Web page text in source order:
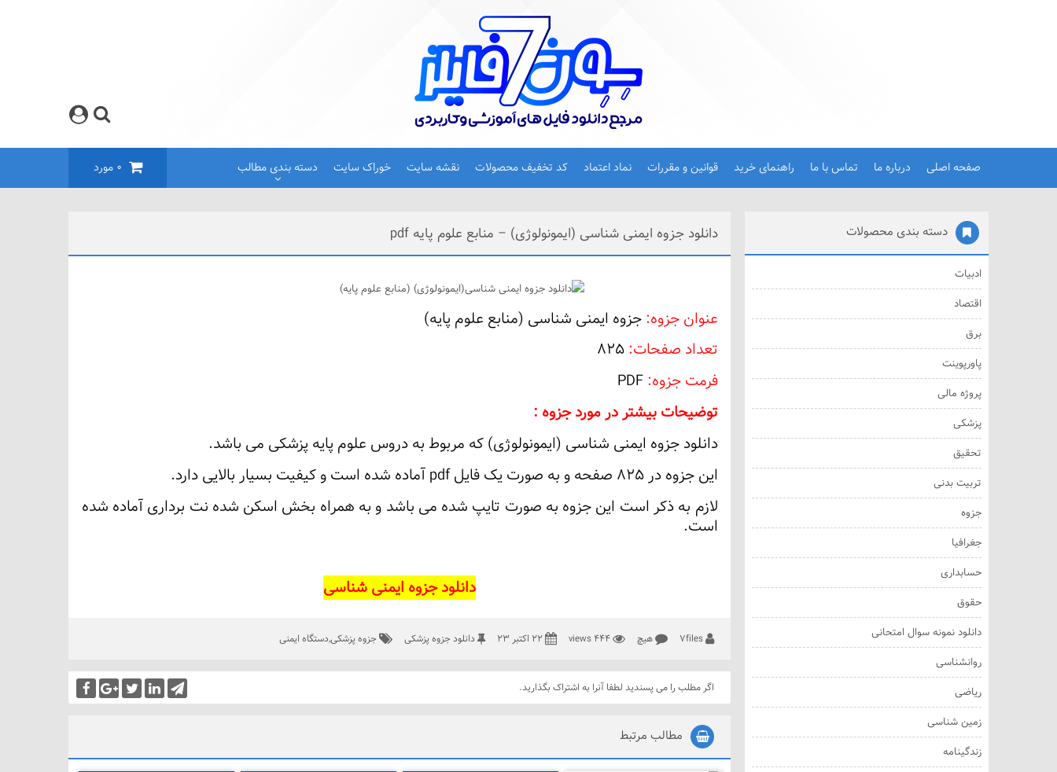
صفحه اصلی درباره ما تماس با ما راهنمای خرید قوانین و مقررات نماد اعتماد کد تخفیف محصولات نقشه سایت خوراک سایت دسته بندی مطالب 0 مورد
دانلود جزوه ایمنی شناسی (ایمونولوژی) – منابع علوم پایه pdf
عنوان جزوه: جزوه ایمنی شناسی (منابع علوم پایه)
تعداد صفحات: 825
فرمت جزوه: PDF
توضیحات بیشتر در مورد جزوه :
دانلود جزوه ایمنی شناسی (ایمونولوژی) که مربوط به دروس علوم پایه پزشکی می باشد.
این جزوه در 825 صفحه و به صورت یک فایل pdf آماده شده است و کیفیت بسیار بالایی دارد.
لازم به ذکر است این جزوه به صورت تایپ شده می باشد و به همراه بخش اسکن شده نت برداری آماده شده
است.
دانلود جزوه ایمنی شناسی
7files هیچ 444 views 22 اکتبر 23 دانلود جزوه پزشکی جزوه پزشکی,دستگاه ایمنی
اگر مطلب را می پسندید لطفا آنرا به اشتراک بگذارید.
مطالب مرتبط
دسته بندی محصولات
ادبیات
اقتصاد
برق
پاورپوینت
پروژه مالی
پزشکی
تحقیق
تربیت بدنی
جزوه
جغرافیا
حسابداری
حقوق
دانلود نمونه سوال امتحانی
روانشناسی
ریاضی
زمین شناسی
زندگینامه